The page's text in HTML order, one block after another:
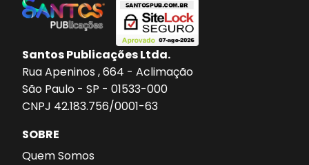
Santos Publicações Ltda.
Rua Apeninos , 664 - Aclimação
São Paulo - SP - 01533-000
CNPJ 42.183.756/0001-63
SOBRE
Quem Somos